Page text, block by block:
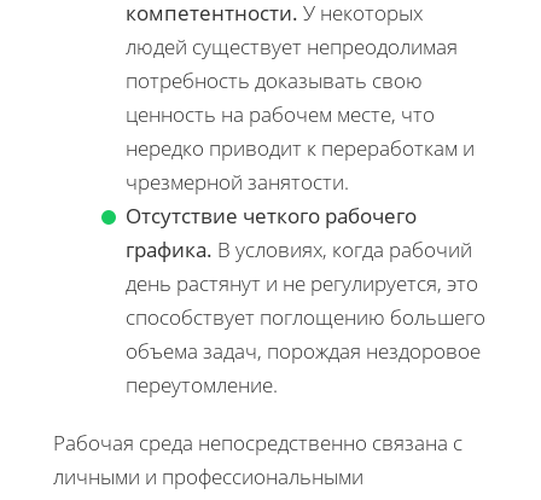
компетентности. У некоторых
людей существует непреодолимая
потребность доказывать свою
ценность на рабочем месте, что
нередко приводит к переработкам и
чрезмерной занятости.
Отсутствие четкого рабочего
графика. В условиях, когда рабочий
день растянут и не регулируется, это
способствует поглощению большего
объема задач, порождая нездоровое
переутомление.
Рабочая среда непосредственно связана с
личными и профессиональными